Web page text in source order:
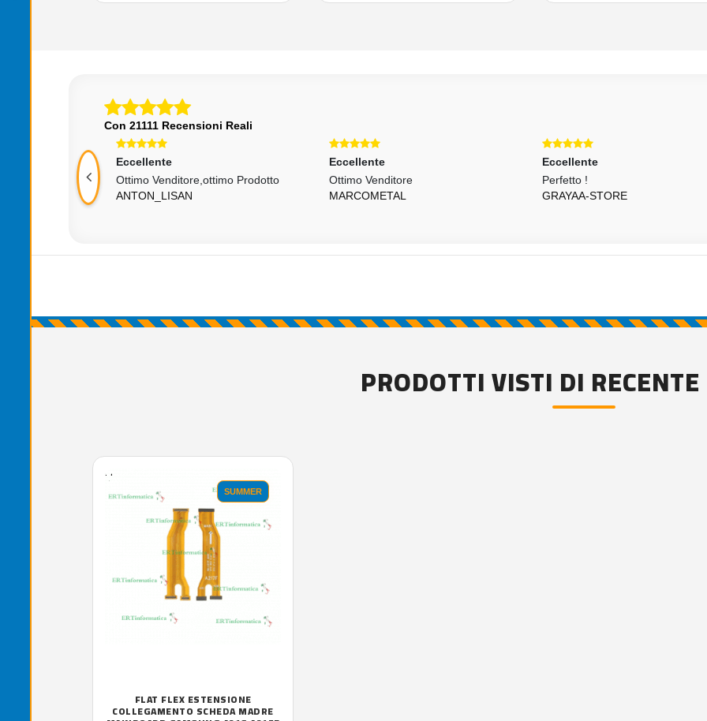
Con 21111 Recensioni Reali
Eccellente
Ottimo Venditore,ottimo Prodotto
ANTON_LISAN
Eccellente
Ottimo Venditore
MARCOMETAL
Eccellente
Perfetto !
GRAYAA-STORE
PRODOTTI VISTI DI RECENTE
'.'
SUMMER
FLAT FLEX ESTENSIONE
COLLEGAMENTO SCHEDA MADRE